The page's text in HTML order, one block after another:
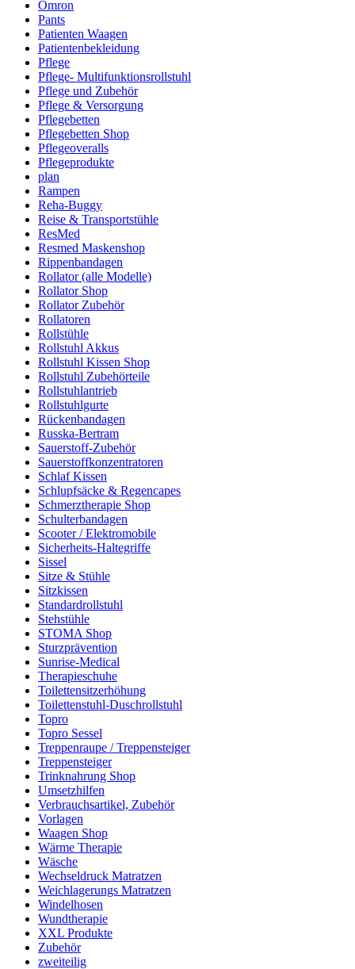
Omron
Pants
Patienten Waagen
Patientenbekleidung
Pflege
Pflege- Multifunktionsrollstuhl
Pflege und Zubehör
Pflege & Versorgung
Pflegebetten
Pflegebetten Shop
Pflegeoveralls
Pflegeprodukte
plan
Rampen
Reha-Buggy
Reise & Transportstühle
ResMed
Resmed Maskenshop
Rippenbandagen
Rollator (alle Modelle)
Rollator Shop
Rollator Zubehör
Rollatoren
Rollstühle
Rollstuhl Akkus
Rollstuhl Kissen Shop
Rollstuhl Zubehörteile
Rollstuhlantrieb
Rollstuhlgurte
Rückenbandagen
Russka-Bertram
Sauerstoff-Zubehör
Sauerstoffkonzentratoren
Schlaf Kissen
Schlupfsäcke & Regencapes
Schmerztherapie Shop
Schulterbandagen
Scooter / Elektromobile
Sicherheits-Haltegriffe
Sissel
Sitze & Stühle
Sitzkissen
Standardrollstuhl
Stehstühle
STOMA Shop
Sturzprävention
Sunrise-Medical
Therapieschuhe
Toilettensitzerhöhung
Toilettenstuhl-Duschrollstuhl
Topro
Topro Sessel
Treppenraupe / Treppensteiger
Treppensteiger
Trinknahrung Shop
Umsetzhilfen
Verbrauchsartikel, Zubehör
Vorlagen
Waagen Shop
Wärme Therapie
Wäsche
Wechseldruck Matratzen
Weichlagerungs Matratzen
Windelhosen
Wundtherapie
XXL Produkte
Zubehör
zweiteilig